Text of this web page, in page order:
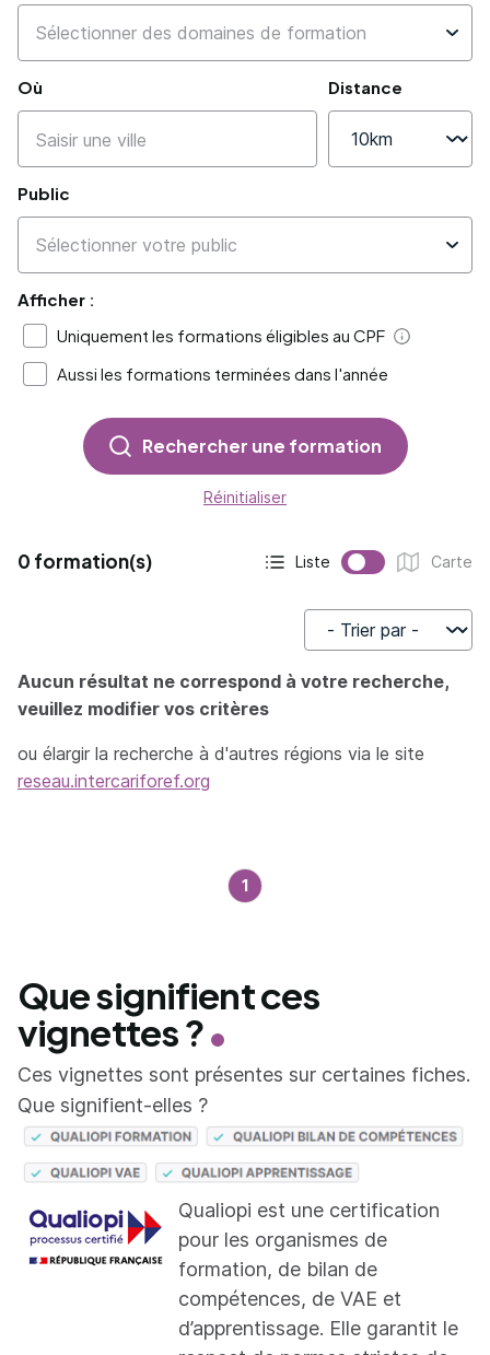
Où Distance
Public
Afficher :
Uniquement les formations éligibles au CPF
Aide
Aussi les formations terminées dans l'année
Rechercher une formation
Réinitialiser
0 formation(s)
Affichage actif :
Liste
Affichage :
Carte
Trier par
Aucun résultat ne correspond à votre recherche,
veuillez modifier vos critères
ou élargir la recherche à d'autres régions via le site
reseau.intercariforef.org
1
Que signifient ces
vignettes ?
Ces vignettes sont présentes sur certaines fiches.
Que signifient-elles ?
Qualiopi est une certification
pour les organismes de
formation, de bilan de
compétences, de VAE et
d’apprentissage. Elle garantit le